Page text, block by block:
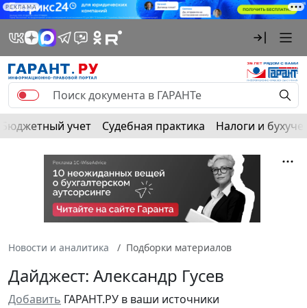
РЕКЛАМА
Бюджетный учет Судебная практика Налоги и
Новости и аналитика Подборки материалов
Дайджест: Александр Гусев
Добавить ГАРАНТ.РУ в ваши источники